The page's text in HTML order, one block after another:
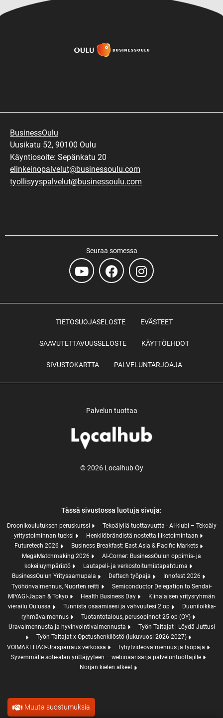
BusinessOulu
Uusikatu 52, 90100 Oulu
Käyntiosoite: Sepänkatu 20
elinkeinopalvelut@businessoulu.com
tyollisyyspalvelut@businessoulu.com
Seuraa somessa
TIETOSUOJASELOSTE EVÄSTEET
SAAVUTETTAVUUSSELOSTE KÄYTTÖEHDOT
SIVUSTOKARTTA PALVELUNTARJOAJA
Palvelun tuottaa
© 2026 Localhub Oy
Tässä sivustossa luotuja sivuja:
Droonikoulutuksen peruskurssi
Tekoälyllä tuottavuutta - AI-klubi – Tekoäly
yritystoiminnan tueksi
Henkilöbrändistä nostetta liiketoimintaan
Futuretech 2026
Business Breakfast: East Asia & Pacific Markets
MegaMatchmaking 2026
AI-Corner: BusinessOulun oppimis- ja
kokeiluympäristö
Lautapeli- ja verkostoitumistapahtuma
BusinessOulun Yritysaamupala
Deftech työpaja
Innofest 2026
Työhönvalmennus, Nuorten reitti
Semiconductor Delegation to Sendai-
MIYAGI-Japan & Tokyo
Health Business Day
Kiinalaisen yritysryhmän
vierailu Oulussa
Tunnista osaamisesi ja vahvuutesi 2 op
Duuniloikka-
ryhmävalmennus
Tuotantotalous, perusopinnot 25 op (OY)
Uravalmennusta ja hyvinvointivalmennusta
Työn Taitajat | Löydä Juttusi
Työn Taitajat x Opetushenkilöstö (lukuvuosi 2026-2027)
VOIMAKEHÄ®-Urasparraus verkossa
Lyhytvideovalmennus ja työpaja
Syvemmälle sote-alan yrittäjyyteen – webinaarisarja palveluntuottajille
Norjan kielen alkeet
Muuta suostumuksia